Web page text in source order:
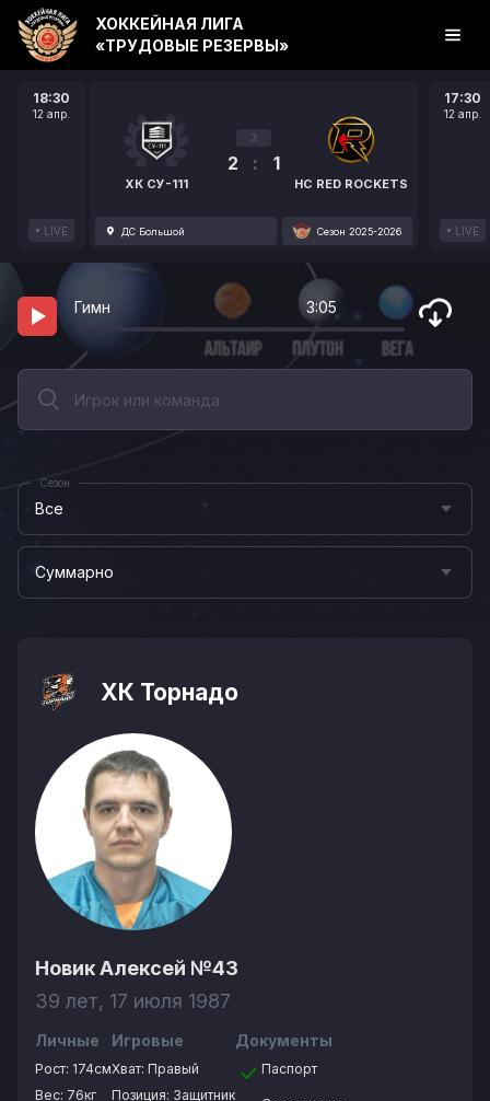
18:30
12 апр.
LIVE
ХК СУ-111
3
2 : 1
HC RED ROCKETS
ДС Большой Сезон 2025-2026
17:30
12 апр.
LIVE
ХОККЕЙНАЯ ЛИГА
«ТРУДОВЫЕ РЕЗЕРВЫ»
Гимн 3:05
Все
Сезон
Суммарно
ХК Торнадо
Новик Алексей №43
39 лет, 17 июля 1987
Личные
Рост: 174см
Вес: 76кг
Игровые
Хват: Правый
Позиция: Защитник
Документы
Паспорт